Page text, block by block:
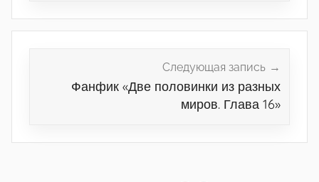
Следующая запись
Фанфик «Две половинки из разных
миров. Глава 16»